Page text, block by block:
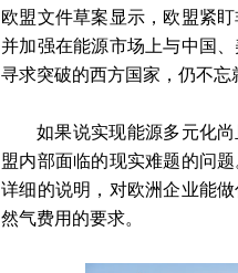
欧盟文件草案显示，欧盟紧
并加强在能源市场上与中国
寻求突破的西方国家，仍不忘
如果说实现能源多元化
盟内部面临的现实难题的问
详细的说明，对欧洲企业能
然气费用的要求。